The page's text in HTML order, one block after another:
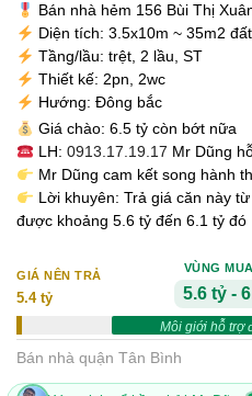
Bán nhà hẻm 156 Bùi Thị
Diện tích: 3.5x10m ~ 35m2 đất
Tầng/lầu: trệt, 2 lầu, ST
Thiết kế: 2pn, 2wc
Hướng: Đông bắc
Giá chào: 6.5 tỷ còn bớt nữa
LH: 0913.17.19.17 Mr Dũng
Mr Dũng cam kết song hành
Lời khuyên: Trả giá căn này
được khoảng 5.6 tỷ đến 6.1 tỷ đó
GIÁ NÊN TRẢ
5.4 tỷ
VÙNG
5.6 tỷ -
Môi giới hỗ trợ
Bán nhà quận Tân Bình